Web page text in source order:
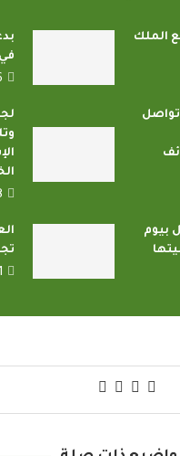
الملك
تواصل
بيوم
أهميتها